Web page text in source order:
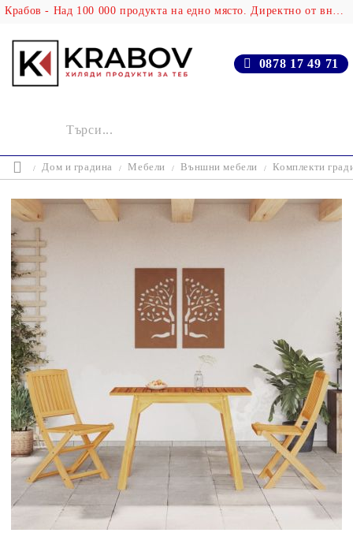
Крабов - Над 100 000 продукта на едно място. Директно от вносителя!
0878 17 49 71
Дом и градина Мебели Външни мебели Комплекти